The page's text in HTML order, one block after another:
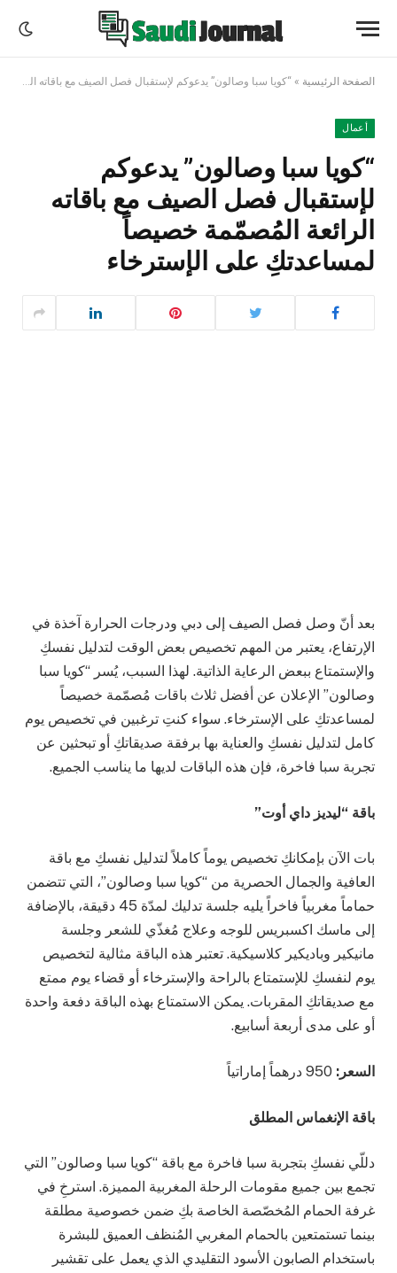
الصفحة الرئيسية » “كويا سبا وصالون” يدعوكم لإستقبال فصل الصيف مع باقاته الرائعة المُصمّمة خصيصاً لمساعدتكِ على الإسترخاء
أعمال
“كويا سبا وصالون” يدعوكم
لإستقبال فصل الصيف مع باقاته
الرائعة المُصمّمة خصيصاً
لمساعدتكِ على الإسترخاء
بعد أنّ وصل فصل الصيف إلى دبي ودرجات الحرارة آخذة في
الإرتفاع، يعتبر من المهم تخصيص بعض الوقت لتدليل نفسكِ
والإستمتاع ببعض الرعاية الذاتية. لهذا السبب، يُسر “كويا سبا
وصالون” الإعلان عن أفضل ثلاث باقات مُصمّمة خصيصاً
لمساعدتكِ على الإسترخاء. سواء كنتِ ترغبين في تخصيص يوم
كامل لتدليل نفسكِ والعناية بها برفقة صديقاتكِ أو تبحثين عن
تجربة سبا فاخرة، فإن هذه الباقات لديها ما يناسب الجميع.
باقة “ليديز داي أوت”
بات الآن بإمكانكِ تخصيص يوماً كاملاً لتدليل نفسكِ مع باقة
العافية والجمال الحصرية من “كويا سبا وصالون”، التي تتضمن
حماماً مغربياً فاخراً يليه جلسة تدليك لمدّة 45 دقيقة، بالإضافة
إلى ماسك اكسبريس للوجه وعلاج مُغذّي للشعر وجلسة
مانيكير وباديكير كلاسيكية. تعتبر هذه الباقة مثالية لتخصيص
يوم لنفسكِ للإستمتاع بالراحة والإسترخاء أو قضاء يوم ممتع
مع صديقاتكِ المقربات. يمكن الاستمتاع بهذه الباقة دفعة واحدة
أو على مدى أربعة أسابيع.
السعر: 950 درهماً إماراتياً
باقة الإنغماس المطلق
دللّي نفسكِ بتجربة سبا فاخرة مع باقة “كويا سبا وصالون” التي
تجمع بين جميع مقومات الرحلة المغربية المميزة. استرخِ في
غرفة الحمام المُخصّصة الخاصة بكِ ضمن خصوصية مطلقة
بينما تستمتعين بالحمام المغربي المُنظف العميق للبشرة
باستخدام الصابون الأسود التقليدي الذي يعمل على تقشير